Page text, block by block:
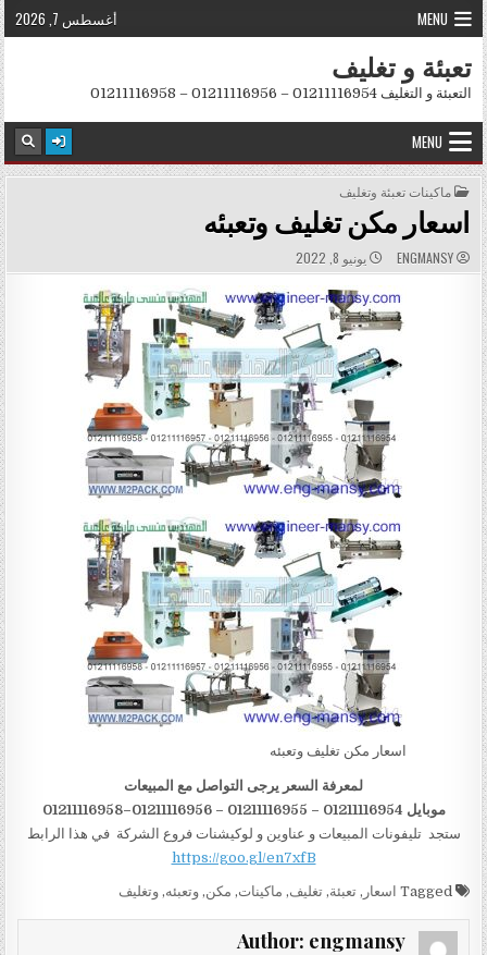
Skip to content
MENU أغسطس 7, 2026
تعبئة و تغليف
التعبئة و التغليف 01211116954 – 01211116956 – 01211116958
MENU
POSTED IN
ماكينات تعبئة وتغليف
اسعار مكن تغليف وتعبئه
AUTHOR:
ENGMANSY
PUBLISHED DATE:
يونيو 8, 2022
اسعار مكن تغليف وتعبئه
لمعرفة السعر يرجى التواصل مع المبيعات
موبايل 01211116954 – 01211116955 – 01211116956–01211116958
ستجد تليفونات المبيعات و عناوين و لوكيشنات فروع الشركة في هذا الرابط
https://goo.gl/en7xfB
Tagged اسعار ,تعبئة,تغليف, ماكينات, مكن,وتعبئه,وتغليف
Author: engmansy